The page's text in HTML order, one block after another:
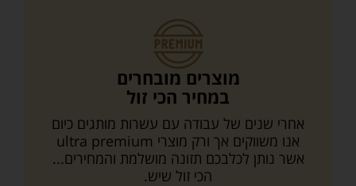
מוצרים מובחרים
במחיר הכי זול
אחרי שנים של עבודה עם עשרות מותגים כיום
אנו משווקים אך ורק מוצרי ultra premium
אשר נותן לכלבכם תזונה מושלמת והמחירים...
הכי זול שיש.